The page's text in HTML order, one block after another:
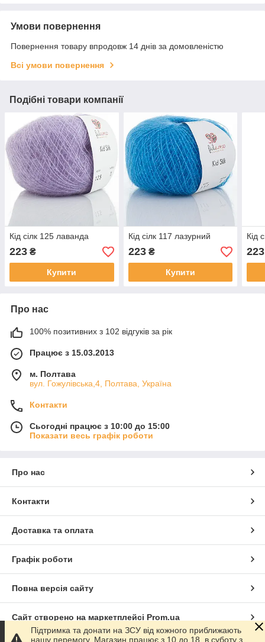
Умови повернення
Повернення товару впродовж 14 днів за домовленістю
Всі умови повернення
Подібні товари компанії
Кід сілк 125 лаванда
223 ₴
Купити
Кід сілк 117 лазурний
223₴
Купити
Кід
223
Про нас
100% позитивних з 102 відгуків за рік
Працює з 15.03.2013
м. Полтава
вул. Гожулівська,4, Полтава, Україна
Контакти
Сьогодні працює з 10:00 до 15:00
Показати весь графік роботи
Про нас
Контакти
Доставка та оплата
Графік роботи
Повна версія сайту
Сайт створено на маркетплейсі Prom.ua
Підтримка та донати на ЗСУ від кожного приближають
нашу перемогу. Магазин працює з 10 до 18, в суботу з